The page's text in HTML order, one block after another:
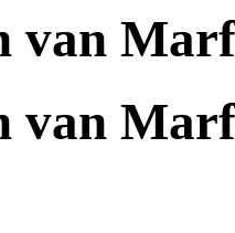
van
van